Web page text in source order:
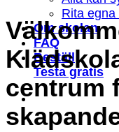
Rita
Om skolan
FAQ
Beställ
Testa gratis
centrum